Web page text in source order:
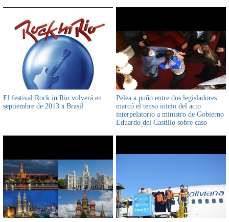
El festival Rock in Rio volverá en
septiembre de 2013 a Brasil
Pelea a puño entre dos legisladores
marcó el tenso inicio del acto
interpelatorio a ministro de Gobierno
Eduardo del Castillo sobre caso